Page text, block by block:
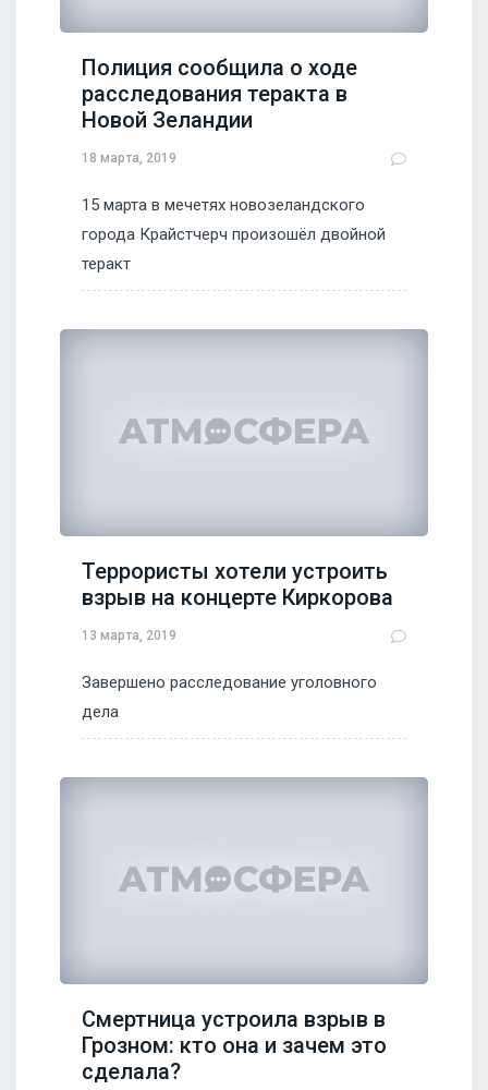
Полиция сообщила о ходе
расследования теракта в
Новой Зеландии
18 марта, 2019
15 марта в мечетях новозеландского
города Крайстчерч произошёл двойной
теракт
Террористы хотели устроить
взрыв на концерте Киркорова
13 марта, 2019
Завершено расследование уголовного
дела
Смертница устроила взрыв в
Грозном: кто она и зачем это
сделала?